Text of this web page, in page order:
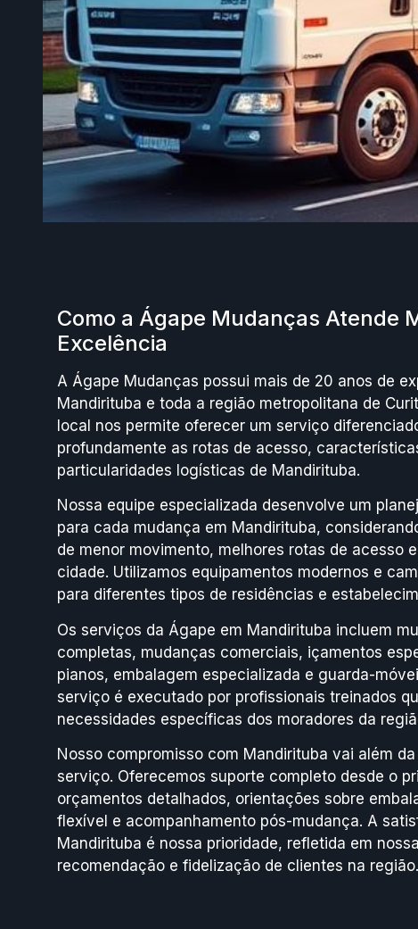
Como a Ágape Mudanças Atende
Excelência
A Ágape Mudanças possui mais de 20 anos de
Mandirituba e toda a região metropolitana de
local nos permite oferecer um serviço
profundamente as rotas de acesso,
particularidades logísticas de Mandirituba.
Nossa equipe especializada desenvolve um
para cada mudança em Mandirituba,
de menor movimento, melhores rotas de acesso
cidade. Utilizamos equipamentos modernos e
para diferentes tipos de residências e
Os serviços da Ágape em Mandirituba incluem
completas, mudanças comerciais, içamentos
pianos, embalagem especializada e guarda-
serviço é executado por profissionais treinados
necessidades específicas dos moradores da
Nosso compromisso com Mandirituba vai além
serviço. Oferecemos suporte completo desde o
orçamentos detalhados, orientações sobre
flexível e acompanhamento pós-mudança. A
Mandirituba é nossa prioridade, refletida em
recomendação e fidelização de clientes na região.